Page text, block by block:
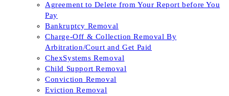
Agreement to Delete from Your Report before You
Pay
Bankruptcy Removal
Charge-Off & Collection Removal By
Arbitration/Court and Get Paid
ChexSystems Removal
Child Support Removal
Conviction Removal
Eviction Removal